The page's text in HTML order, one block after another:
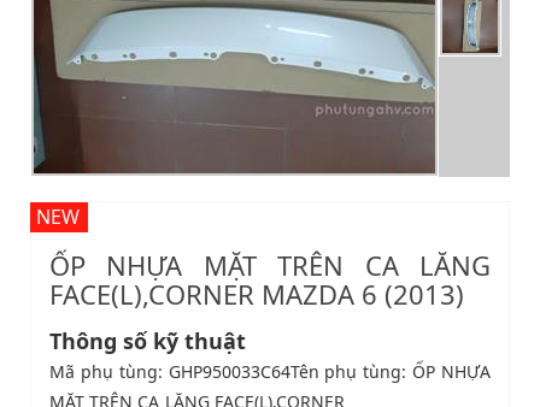
NEW
ỐP NHỰA MẶT TRÊN CA LĂNG
FACE(L),CORNER MAZDA 6 (2013)
Thông số kỹ thuật
Mã phụ tùng: GHP950033C64Tên phụ tùng: ỐP NHỰA
MẶT TRÊN CA LĂNG FACE(L),CORNER